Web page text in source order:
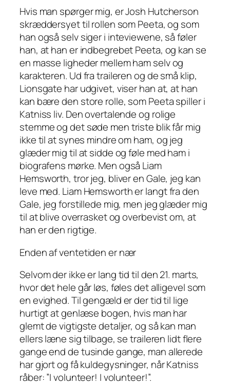
Hvis man spørger mig, er Josh Hutcherson
skræddersyet til rollen som Peeta, og som
han også selv siger i inteviewene, så føler
han, at han er indbegrebet Peeta, og kan se
en masse ligheder mellem ham selv og
karakteren. Ud fra traileren og de små klip,
Lionsgate har udgivet, viser han at, at han
kan bære den store rolle, som Peeta spiller i
Katniss liv. Den overtalende og rolige
stemme og det søde men triste blik får mig
ikke til at synes mindre om ham, og jeg
glæder mig til at sidde og føle med ham i
biografens mørke. Men også Liam
Hemsworth, tror jeg, bliver en Gale, jeg kan
leve med. Liam Hemsworth er langt fra den
Gale, jeg forstillede mig, men jeg glæder mig
til at blive overrasket og overbevist om, at
han er den rigtige.
Enden af ventetiden er nær
Selvom der ikke er lang tid til den 21. marts,
hvor det hele går løs, føles det alligevel som
en evighed. Til gengæld er der tid til lige
hurtigt at genlæse bogen, hvis man har
glemt de vigtigste detaljer, og så kan man
ellers læne sig tilbage, se traileren lidt flere
gange end de tusinde gange, man allerede
har gjort og få kuldegysninger, når Katniss
råber: ”I volunteer! I volunteer!”.